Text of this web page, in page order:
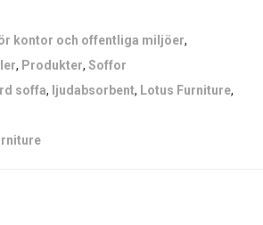
kontor och offentliga miljöer,
, Produkter, Soffor
soffa, ljudabsorbent, Lotus Furniture,